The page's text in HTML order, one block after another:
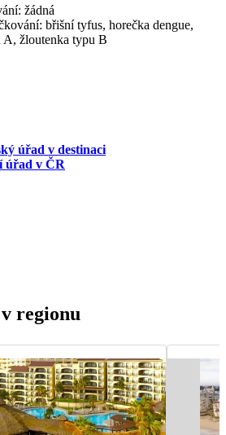
žádná
břišní tyfus, horečka dengue,
A, žloutenka typu B
úřad v destinaci
úřad v ČR
regionu